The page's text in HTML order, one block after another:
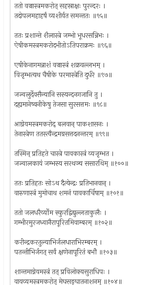
ततो वज्रास्त्रमकरोत् सहस्राक्षः पुरन्दरः ।
तदोपलमहाहर्षं व्यशीर्यत समन्ततः ॥९५॥
ततः प्रशान्ते शैलास्त्रे जम्भो भूधरसन्निभः ।
ऐषीकमस्त्रमकरोदभीतोऽतिपराक्रमः ॥९६॥
एषीकेनागमन्नाशं वज्रास्त्रं शक्रवल्लभम् ।
विजृम्भत्यथ चैषीके परमास्त्रेति दुर्धरे ॥९७॥
जज्वलुर्देवसैन्यानि सस्यन्दनगजानि तु ।
दह्यमानेष्वनीकेषु तेजसा सुरसत्तमः ॥९८॥
आग्नेयमस्त्रमकरोद् बलवान् पाकशासनः ।
तेनास्त्रेण ततस्त्वैन्द्रमग्रसत्तदनन्तरम् ॥९९॥
तस्मिन् प्रतिहते चास्त्रे पावकास्त्रं व्यजृम्भत ।
जज्वालकायं जम्भस्य सरथञ्च ससारथिम् ॥१००॥
ततः प्रतिहतः सोऽथ दैत्येन्द्रः प्रतिभानवान् ।
वारुणास्त्रं मुमोचाथ शमनं पावकार्चिषाम् ॥१०१॥
ततो जलधरैर्व्योम स्फुरद्विद्युल्लताकुलैः ।
गम्भीरमुरजध्वानैरापूरितमिवाम्बरम् ॥१०२॥
करीन्द्रकरतुल्याभिर्जलधाराभिरम्बरम् ।
पतन्तीभिर्जगत् सर्वं क्षणेनापूरितं बभौ ॥१०३॥
शान्तमाग्नेयमस्त्रं तत् प्रविलोक्यसुराधिपः ।
वायव्यमस्त्रमकरोत् मेघसङ्घातनाशनम् ॥१०४॥